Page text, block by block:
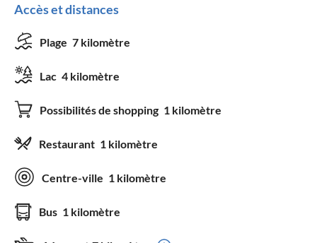
Accès et distances
Plage 7 kilomètre
Lac 4 kilomètre
Possibilités de shopping 1 kilomètre
Restaurant 1 kilomètre
Centre-ville 1 kilomètre
Bus 1 kilomètre